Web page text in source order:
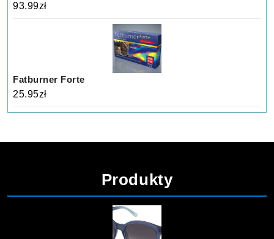
93.99zł
Fatburner Forte
25.95zł
Produkty